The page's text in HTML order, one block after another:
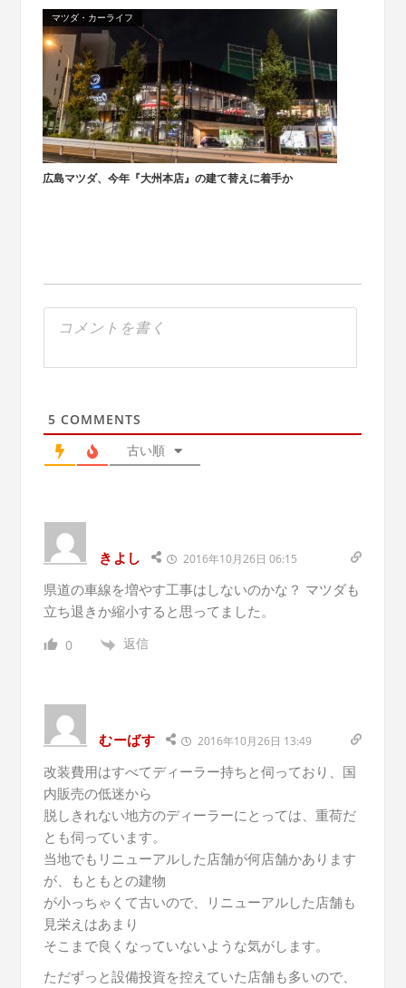
マツダ・カーライフ
広島マツダ、今年『大州本店』の建て替えに着手か
5 COMMENTS
古い順
きよし 2016年10月26日 06:15
県道の車線を増やす工事はしないのかな？ マツダも
立ち退きか縮小すると思ってました。
0 返信
むーばす 2016年10月26日 13:49
改装費用はすべてディーラー持ちと伺っており、国
内販売の低迷から
脱しきれない地方のディーラーにとっては、重荷だ
とも伺っています。
当地でもリニューアルした店舗が何店舗かあります
が、もともとの建物
が小っちゃくて古いので、リニューアルした店舗も
見栄えはあまり
そこまで良くなっていないような気がします。
ただずっと設備投資を控えていた店舗も多いので、